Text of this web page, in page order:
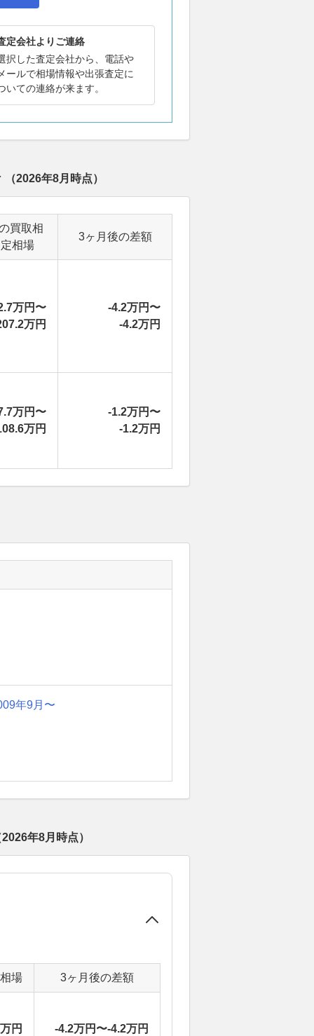
定会社よりご連絡
択した査定会社から、電話や
ールで相場情報や出張査定に
いての連絡が来ます。
（2026年8月 時点）
買取相
相場
3ヶ月後の差額
万円〜
万円
-4.2万円〜
-4.2万円
万円〜
万円
-1.2万円〜
-1.2万円
年9月〜
2026年8月 時点）
場 3ヶ月後の差額
円 -4.2万円〜-4.2万円